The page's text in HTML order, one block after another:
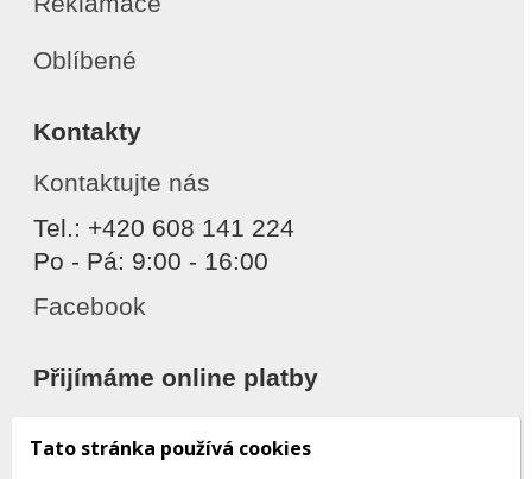
Oblíbené
Kontakty
Kontaktujte nás
Tel.: +420 608 141 224
Po - Pá: 9:00 - 16:00
Facebook
Přijímáme online platby
Tato stránka používá cookies